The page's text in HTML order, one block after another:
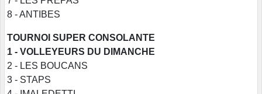
8 - ANTIBES
TOURNOI SUPER CONSOLANTE
1 - VOLLEYEURS DU DIMANCHE
2 - LES BOUCANS
3 - STAPS